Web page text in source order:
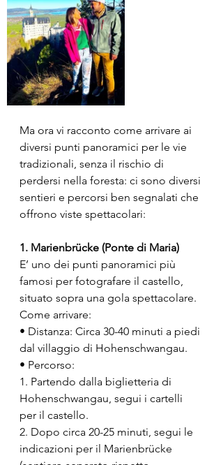
Ma ora vi racconto come arrivare ai
diversi punti panoramici per le vie
tradizionali, senza il rischio di
perdersi nella foresta: ci sono diversi
sentieri e percorsi ben segnalati che
offrono viste spettacolari:
1. Marienbrücke (Ponte di Maria)
E’ uno dei punti panoramici più
famosi per fotografare il castello,
situato sopra una gola spettacolare.
Come arrivare:
• Distanza: Circa 30-40 minuti a piedi
dal villaggio di Hohenschwangau.
• Percorso:
1. Partendo dalla biglietteria di
Hohenschwangau, segui i cartelli
per il castello.
2. Dopo circa 20-25 minuti, segui le
indicazioni per il Marienbrücke